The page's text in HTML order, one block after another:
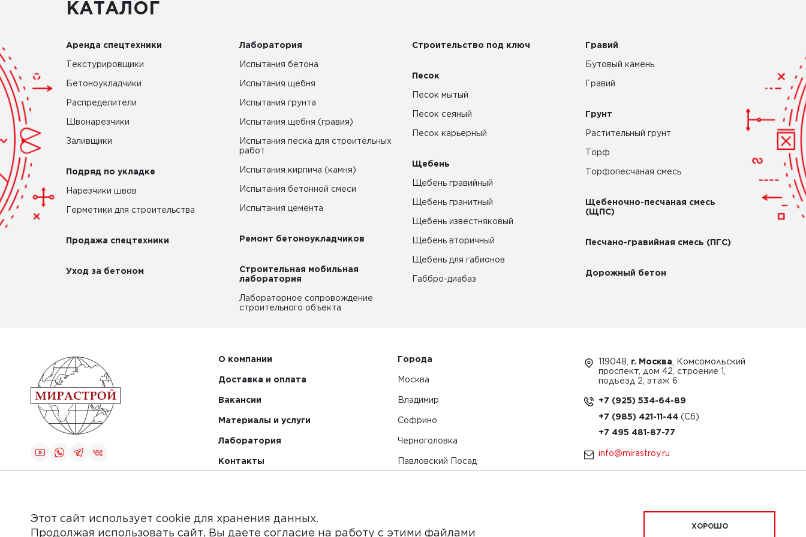
КАТАЛОГ
Аренда спецтехники
Текстурировщики
Бетоноукладчики
Распределители
Швонарезчики
Заливщики
Подряд по укладке
Нарезчики швов
Герметики для строительства
Продажа спецтехники
Уход за бетоном
Лаборатория
Испытания бетона
Испытания щебня
Испытания грунта
Испытания щебня (гравия)
Испытания песка для строительных
работ
Испытания кирпича (камня)
Испытания бетонной смеси
Испытания цемента
Ремонт бетоноукладчиков
Строительная мобильная
лаборатория
Лабораторное сопровождение
строительного объекта
Строительство под ключ
Песок
Песок мытый
Песок сеяный
Песок карьерный
Щебень
Щебень гравийный
Щебень гранитный
Щебень известняковый
Щебень вторичный
Щебень для габионов
Габбро-диабаз
Гравий
Бутовый камень
Гравий
Грунт
Растительный грунт
Торф
Торфопесчаная смесь
Щебеночно-песчаная смесь
(ЩПС)
Песчано-гравийная смесь (ПГС)
Дорожный бетон
О компании
Доставка и оплата
Вакансии
Материалы и услуги
Лаборатория
Контакты
Города
Москва
Владимир
Софрино
Черноголовка
Павловский Посад
119048, г. Москва , Комсомольский
проспект, дом 42, строение 1,
подъезд 2, этаж 6
+7 (925) 534-64-89
+7 (985) 421-11-44
+7 495 481-87-77
info@mirastroy.ru
Этот сайт использует cookie для хранения данных.
Продолжая использовать сайт, Вы даете согласие на работу с этими файлами
ХОРОШО